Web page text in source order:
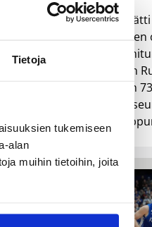
Tietoja
tukemiseen
alan
muihin tietoihin, joita
Susiladies
pelatun
mittaisen
tappioon, kun
loppulukemin
Suomi pelaa
ensi